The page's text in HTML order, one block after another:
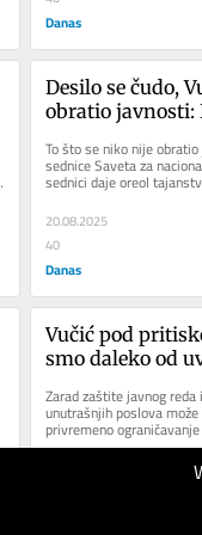
Danas
Desilo se čudo,
obratio javnosti:
To što se niko nije
sednice Saveta za
sednici daje oreol
spekulacije, podižu...
20.08.2025
40
Danas
Vučić pod
smo daleko od
Zarad zaštite javnog
unutrašnjih poslova
privremeno
kretanje na određenim...